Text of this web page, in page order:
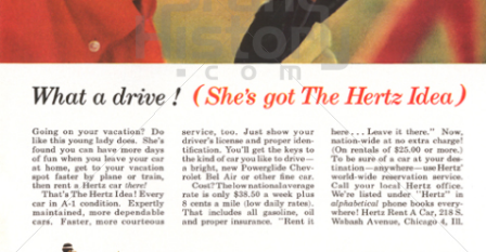
HERTZ
Hertz Autovermietung GmbH, 65760 Eschborn
1957